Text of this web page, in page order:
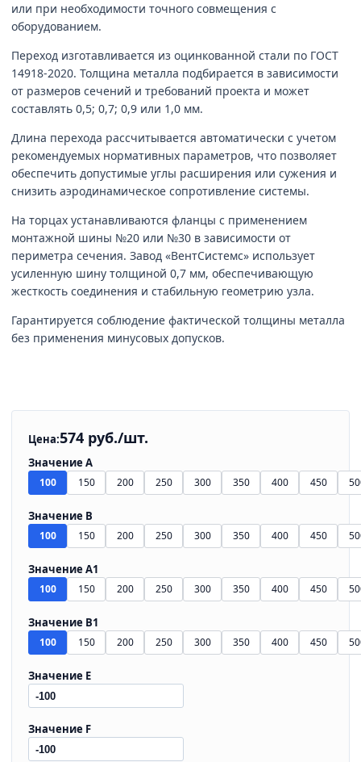
или при необходимости точного совмещения с
оборудованием.
Переход изготавливается из оцинкованной стали по ГОСТ
14918-2020. Толщина металла подбирается в зависимости
от размеров сечений и требований проекта и может
составлять 0,5; 0,7; 0,9 или 1,0 мм.
Длина перехода рассчитывается автоматически с учетом
рекомендуемых нормативных параметров, что позволяет
обеспечить допустимые углы расширения или сужения и
снизить аэродинамическое сопротивление системы.
На торцах устанавливаются фланцы с применением
монтажной шины №20 или №30 в зависимости от
периметра сечения. Завод «ВентСистемс» использует
усиленную шину толщиной 0,7 мм, обеспечивающую
жесткость соединения и стабильную геометрию узла.
Гарантируется соблюдение фактической толщины металла
без применения минусовых допусков.
Цена:574 руб./шт.
Значение А
100 150 200 250 300 350 400 450
Значение B
100 150 200 250 300 350 400 450
Значение A1
100 150 200 250 300 350 400 450
Значение B1
100 150 200 250 300 350 400 450
Значение E
Значение F